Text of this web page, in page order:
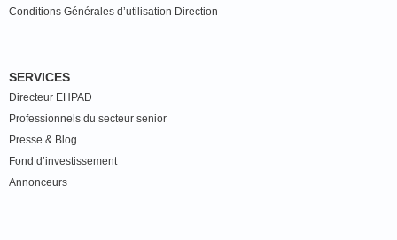
Conditions Générales d’utilisation Direction
SERVICES
Directeur EHPAD
Professionnels du secteur senior
Presse & Blog
Fond d’investissement
Annonceurs